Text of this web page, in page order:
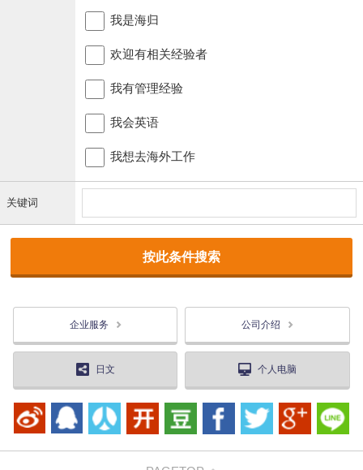
我是海归
欢迎有相关经验者
我有管理经验
我会英语
我想去海外工作
关键词
企业服务 公司介绍
日文 个人电脑